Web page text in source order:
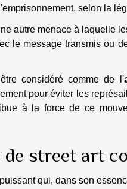
selon la
autre menace à laquelle
le message transmis ou
considéré comme de l'
pour éviter les
à la force de ce
street art
qui, dans son